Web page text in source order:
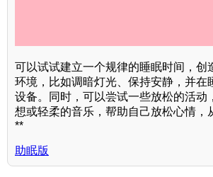
可以试试建立一个规律的睡眠时间，创
环境，比如调暗灯光、保持安静，并在
设备。同时，可以尝试一些放松的活动
想或轻柔的音乐，帮助自己放松心情，
**
助眠版